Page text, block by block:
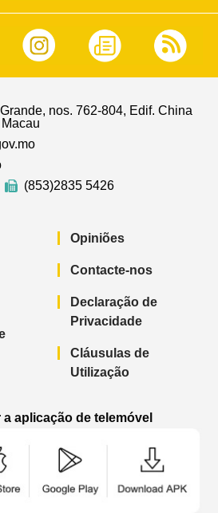
nos. 762-804, Edif. China
(853)2835 5426
Opiniões
Contacte-nos
Declaração de
Privacidade
Cláusulas de
Utilização
a aplicação de telemóvel